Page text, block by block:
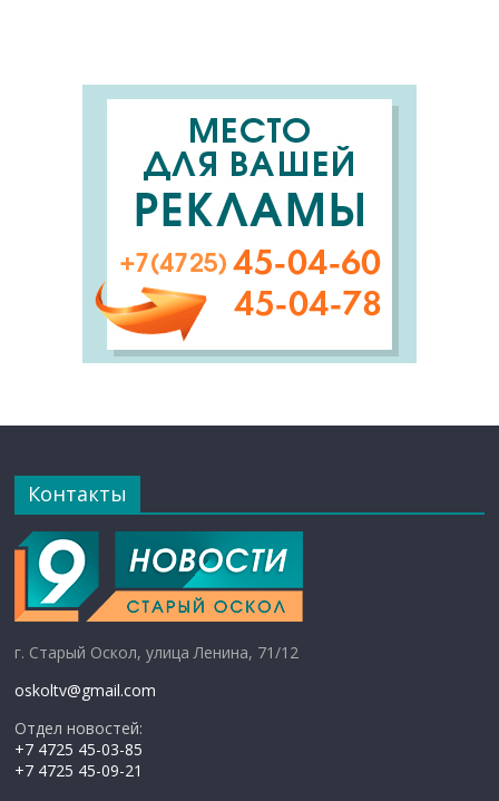
Контакты
г. Старый Оскол, улица Ленина, 71/12
oskoltv@gmail.com
Отдел новостей:
+7 4725 45-03-85
+7 4725 45-09-21